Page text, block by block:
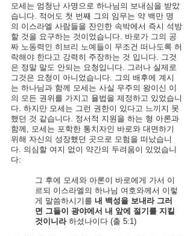
모세는 엄청난 사명으로 하나님의 보내심을 받았
습니다. 적어도 첫 번째 그의 임무는 약 백만 명
의 이스라엘 사람들을 잔인한 속박에서 즉시 석방
할 것을 요구하는 것이었습니다. 바로가 그의 공
짜 노동력인 히브리 노예들이 무조건 떠나도록 허
락해야 한다고 강력히 주장하는 것 입니다.
그것
은 정말 말도 안되는 요청입니다. 그러나 실제로
그것은 요청이 아니었습니다. 그의 배후에 계시
는 하나님과 함께 모세는 사실 우주의 왕이신 이
의 모든 권위를 가지고 율법을 제정하고 있었습니
다. 하지만 모세는 그런 권한이 있다고 느끼지 못
했던 것 같습니다. 정서적 지원을 하는 형 아론과
함께, 모세는 포학한 통치자인 바로와 대면하기
위해 자신의 성장했던 곳으로 모험을 떠났습니
다. 의심할 여지 없이 약간의 두려움이 있었습니
다:
그 후에 모세와 아론이 바로에게 가서 이
르되 이스라엘의 하나님 여호와께서 이렇
게 말씀하시기를 내 백성을 보내라 그러
면 그들이 광야에서 내 앞에 절기를 지킬
것이니라 하셨나이다 (출 5:1)